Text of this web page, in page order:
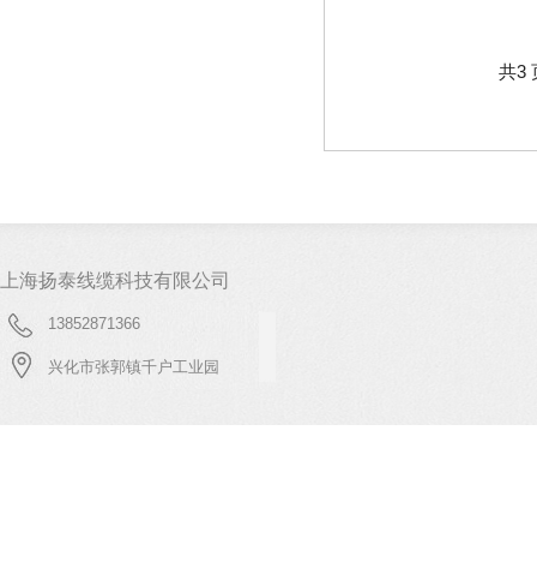
共3
上海扬泰线缆科技有限公司
13852871366
兴化市张郭镇千户工业园